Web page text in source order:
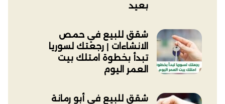
بعيد
شقق للبيع في حمص
الانشاءات | رجعتك لسوريا
تبدأ بخطوة امتلك بيت
العمر اليوم
شقق للبيع في أبو رمانة